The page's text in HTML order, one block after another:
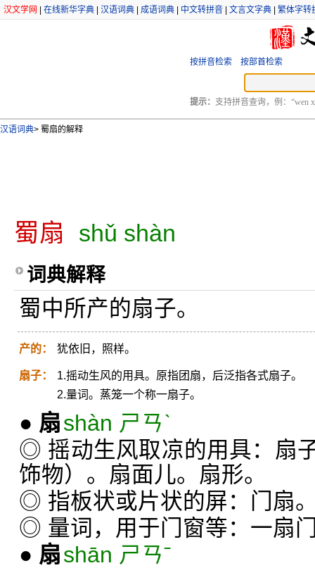
汉文学网 在线新华字典 汉语词典 成语词典 中文转拼音 文言文字典 繁体字转
按拼音检索 按部首检索
提示： 支持拼音查询，例：“wen
汉语词典> 蜀扇的解释
蜀扇 shǔ shàn
词典解释
蜀中所产的扇子。
产的： 犹依旧，照样。
扇子：
1.摇动生风的用具。原指团扇，后泛指各式扇子。
2.量词。蒸笼一个称一扇子。
● 扇shàn ㄕㄢˋ
◎ 摇动生风取凉的用具：扇
饰物）。扇面儿。扇形。
◎ 指板状或片状的屏：门扇
◎ 量词，用于门窗等：一扇
● 扇shān ㄕㄢˉ